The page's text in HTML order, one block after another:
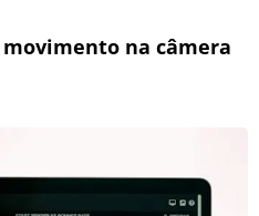
na câmera